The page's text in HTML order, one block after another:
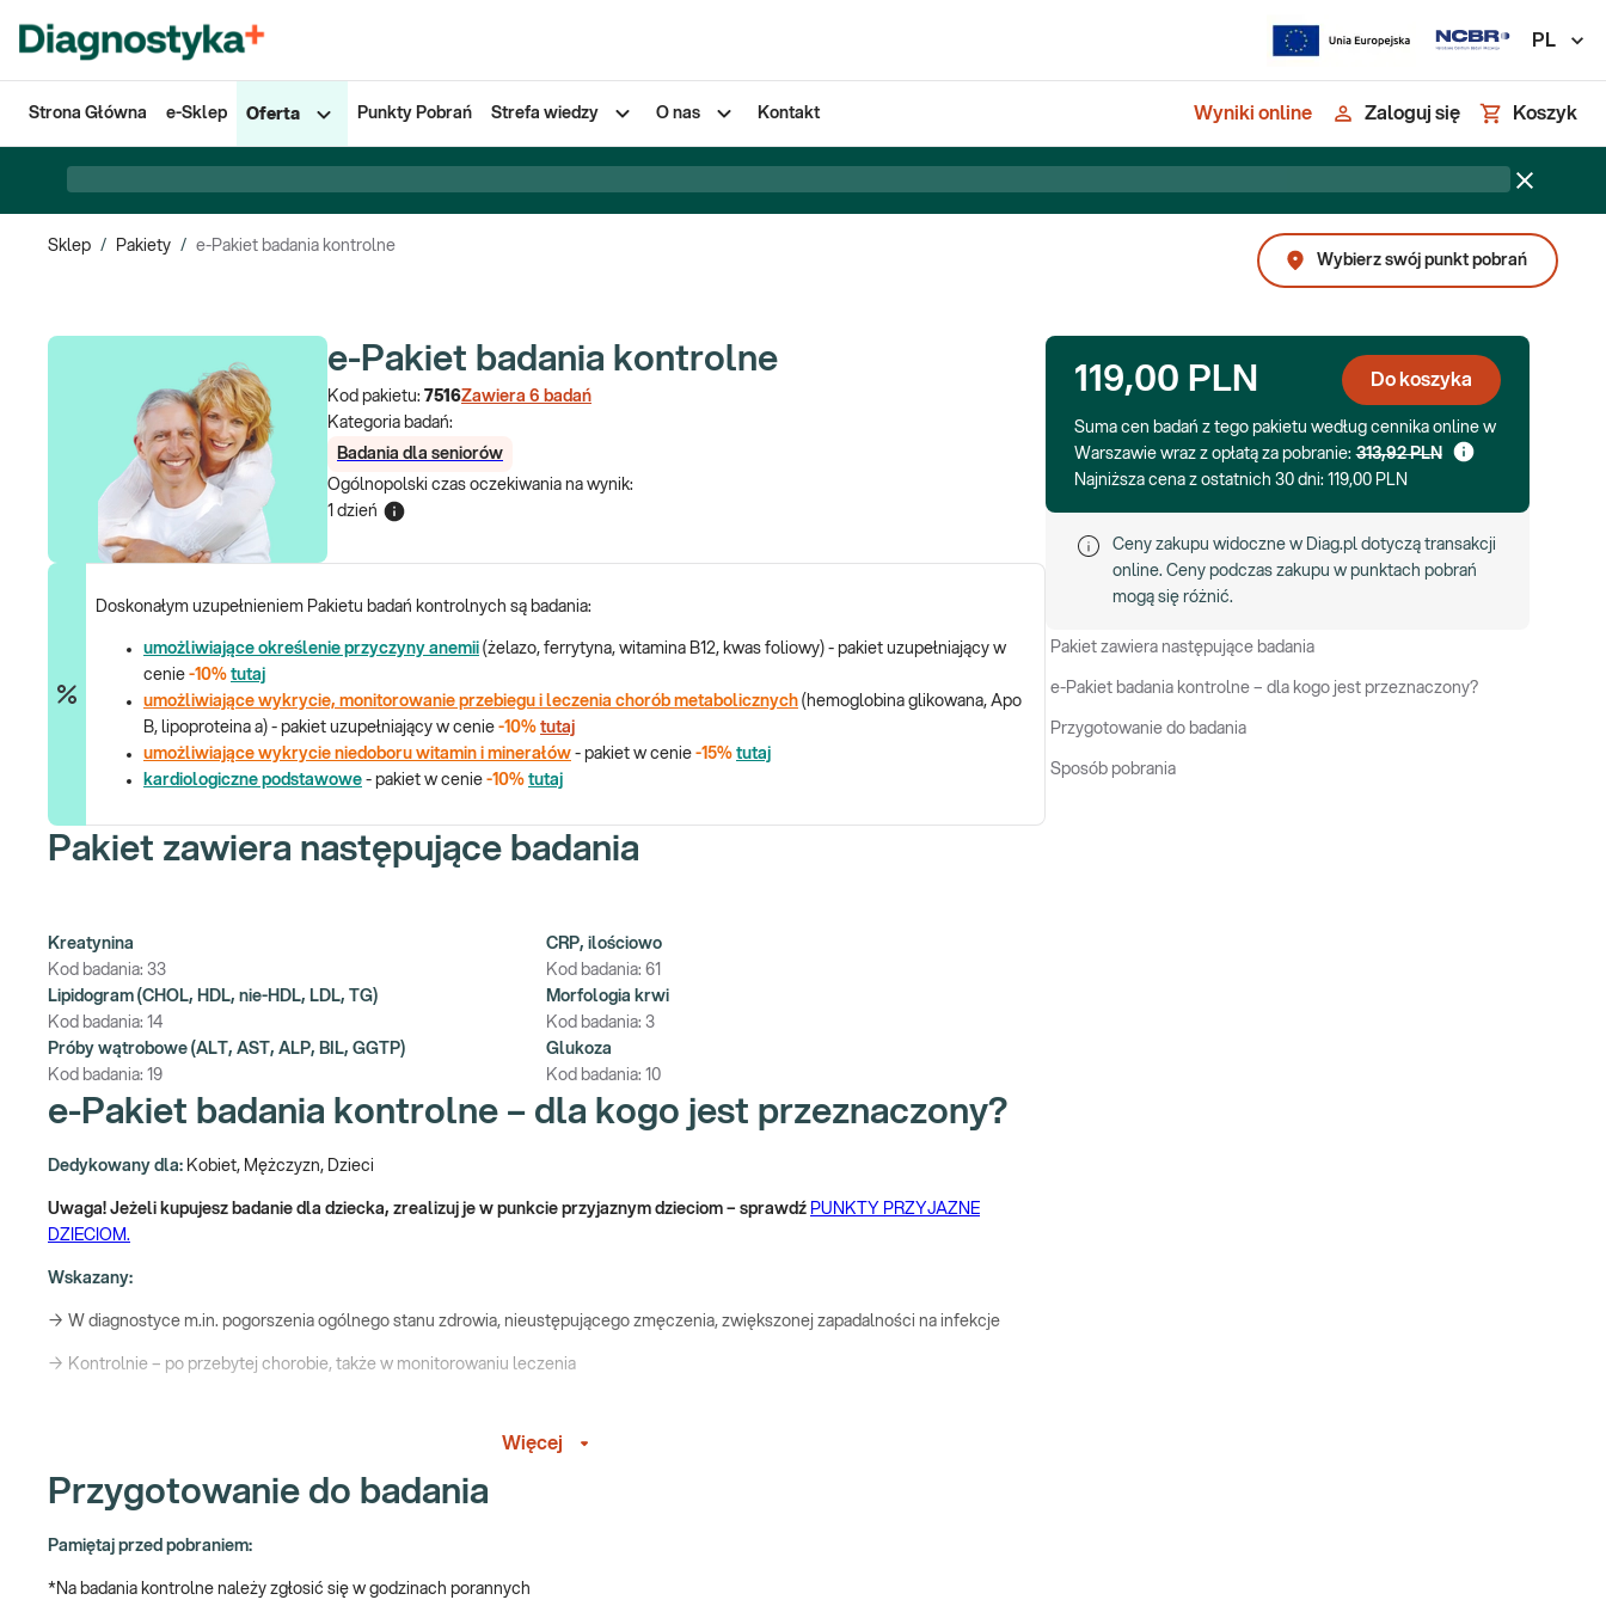
PL
Strona Główna e-Sklep Oferta Punkty Pobrań Strefa wiedzy O nas Kontakt Wyniki online Zaloguj się Koszyk
Sklep / Pakiety / e-Pakiet badania kontrolne
Wybierz swój punkt pobrań
e-Pakiet badania kontrolne
Kod pakietu: 7516Zawiera 6 badań
Kategoria badań:
Badania dla seniorów
Ogólnopolski czas oczekiwania na wynik:
1 dzień
Doskonałym uzupełnieniem Pakietu badań kontrolnych są badania:
umożliwiające określenie przyczyny anemii (żelazo, ferrytyna, witamina B12, kwas foliowy) - pakiet uzupełniający w
cenie -10% tutaj
umożliwiające wykrycie, monitorowanie przebiegu i leczenia chorób metabolicznych (hemoglobina glikowana, Apo
B, lipoproteina a) - pakiet uzupełniający w cenie -10% tutaj
umożliwiające wykrycie niedoboru witamin i minerałów - pakiet w cenie -15% tutaj
kardiologiczne podstawowe - pakiet w cenie -10% tutaj
Pakiet zawiera następujące badania
Kreatynina
Kod badania: 33
Lipidogram (CHOL, HDL, nie-HDL, LDL, TG)
Kod badania: 14
Próby wątrobowe (ALT, AST, ALP, BIL, GGTP)
Kod badania: 19
CRP, ilościowo
Kod badania: 61
Morfologia krwi
Kod badania: 3
Glukoza
Kod badania: 10
e-Pakiet badania kontrolne – dla kogo jest przeznaczony?
Dedykowany dla: Kobiet, Mężczyzn, Dzieci
Uwaga! Jeżeli kupujesz badanie dla dziecka, zrealizuj je w punkcie przyjaznym dzieciom – sprawdź PUNKTY PRZYJAZNE
DZIECIOM.
Wskazany:
→ W diagnostyce m.in. pogorszenia ogólnego stanu zdrowia, nieustępującego zmęczenia, zwiększonej zapadalności na infekcje
→ Kontrolnie – po przebytej chorobie, także w monitorowaniu leczenia
Do wykonania badań laboratoryjnych kontrolnych niezbędna jest próbka krwi.
Badania kontrolne – czyli jakie?
Badania kontrolne, jak sama nazwa wskazuje, służą skontrolowaniu pracy naszego organizmu. Kontrola ta może odbywać się w
Więcej
Przygotowanie do badania
Pamiętaj przed pobraniem:
*Na badania kontrolne należy zgłosić się w godzinach porannych
119,00 PLN Do koszyka
Suma cen badań z tego pakietu według cennika online w
Warszawie wraz z opłatą za pobranie: 313,92 PLN
Najniższa cena z ostatnich 30 dni: 119,00 PLN
Ceny zakupu widoczne w Diag.pl dotyczą transakcji
online. Ceny podczas zakupu w punktach pobrań
mogą się różnić.
Pakiet zawiera następujące badania
e-Pakiet badania kontrolne – dla kogo jest przeznaczony?
Przygotowanie do badania
Sposób pobrania